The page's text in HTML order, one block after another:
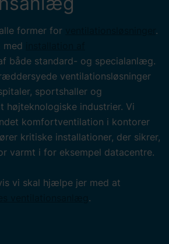
former for
.
med
både standard- og specialanlæg.
ventilationsløsninger
sportshaller og
højteknologiske industrier. Vi
komfortventilation i kontorer
kritiske installationer, der sikrer,
varmt i for eksempel datacentre.
vi skal hjælpe jer med at
.